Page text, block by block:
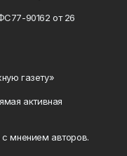
90162 от 26
газету»
активная
мнением авторов.